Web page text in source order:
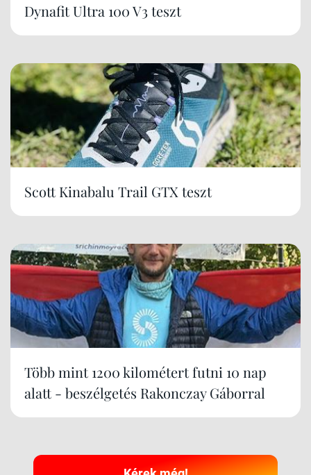
Dynafit Ultra 100 V3 teszt
Scott Kinabalu Trail GTX teszt
Több mint 1200 kilométert futni 10 nap
alatt - beszélgetés Rakonczay Gáborral